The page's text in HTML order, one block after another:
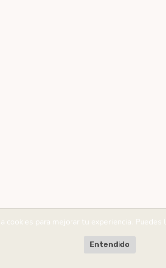
cookies para mejorar tu experiencia. Puedes
Entendido